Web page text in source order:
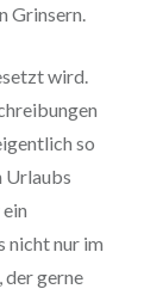
Grinsern.
wird.
so
Urlaubs
nicht nur im
der gerne